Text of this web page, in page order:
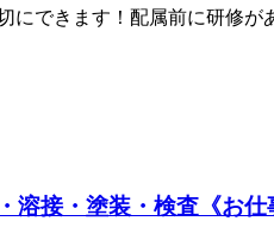
できます！配属前に研修
接・塗装・検査《お仕